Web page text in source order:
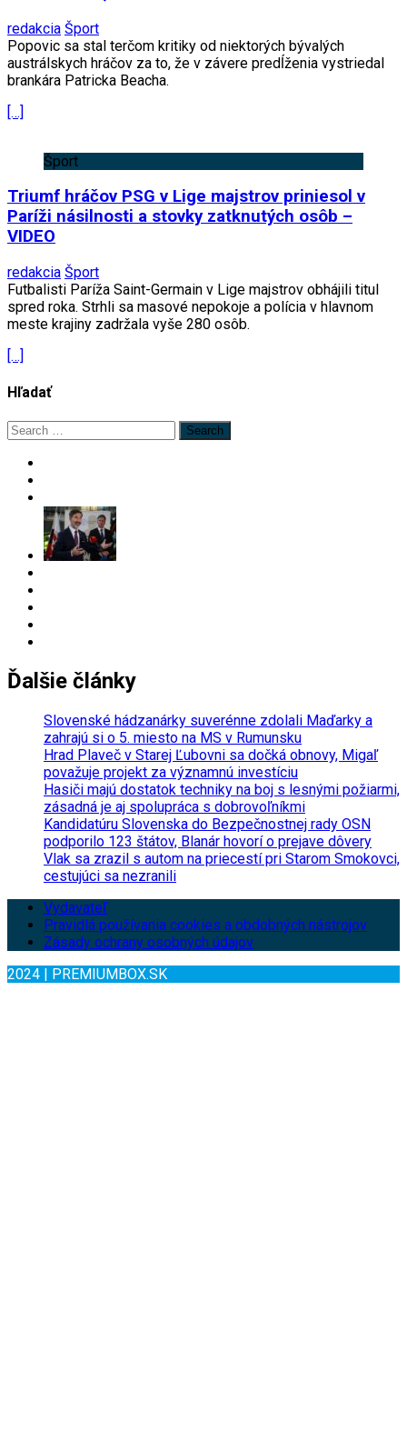
redakcia Šport
Popovic sa stal terčom kritiky od niektorých bývalých
austrálskych hráčov za to, že v závere predĺženia vystriedal
brankára Patricka Beacha.
[…]
Šport
Triumf hráčov PSG v Lige majstrov priniesol v
Paríži násilnosti a stovky zatknutých osôb –
VIDEO
redakcia Šport
Futbalisti Paríža Saint-Germain v Lige majstrov obhájili titul
spred roka. Strhli sa masové nepokoje a polícia v hlavnom
meste krajiny zadržala vyše 280 osôb.
[…]
Hľadať
Search
for:
Ďalšie články
Slovenské hádzanárky suverénne zdolali Maďarky a
zahrajú si o 5. miesto na MS v Rumunsku
Hrad Plaveč v Starej Ľubovni sa dočká obnovy, Migaľ
považuje projekt za významnú investíciu
Hasiči majú dostatok techniky na boj s lesnými požiarmi,
zásadná je aj spolupráca s dobrovoľníkmi
Kandidatúru Slovenska do Bezpečnostnej rady OSN
podporilo 123 štátov, Blanár hovorí o prejave dôvery
Vlak sa zrazil s autom na priecestí pri Starom Smokovci,
cestujúci sa nezranili
Vydavateľ
Pravidlá používania cookies a obdobných nástrojov
Zásady ochrany osobných údajov
2024 | PREMIUMBOX.SK